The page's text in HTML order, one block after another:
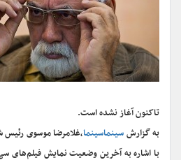
تاکنون آغاز نشده است.
به گزارشسینماسینما،غلامرضا موسوی رئیس
با اشاره به آخرین وضعیت نمایش فیلم‌های